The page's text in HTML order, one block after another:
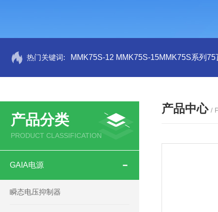
热门关键词: MMK75S-12 MMK75S-15MMK75S系列
产品分类
PRODUCT CLASSIFICATION
GAIA电源
瞬态电压抑制器
产品中心 /